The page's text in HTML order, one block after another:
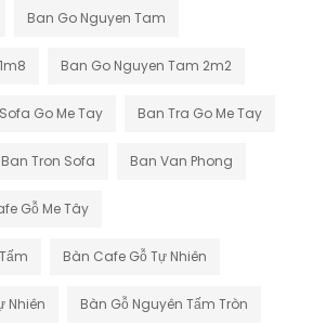
Ban Go Nguyen Tam
Ban Go Nguyen Tam 2m2
Go Me Tay Ban Tra Go Me Tay
Ban Tron Sofa Ban Van Phong
Gỗ Me Tây
Bàn Cafe Gỗ Tự Nhiên
Nhiên Bàn Gỗ Nguyên Tấm Tròn